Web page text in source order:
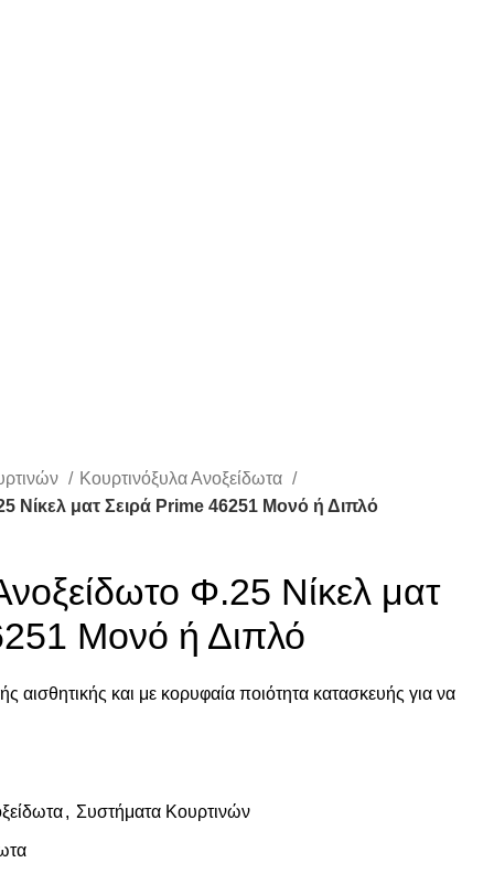
Κουρτινόξυλα Ανοξείδωτα
Νίκελ ματ Σειρά Prime 46251 Μονό ή Διπλό
Φ.25 Νίκελ ματ
Μονό ή Διπλό
αισθητικής και με κορυφαία ποιότητα κατασκευής για να
, Συστήματα Κουρτινών